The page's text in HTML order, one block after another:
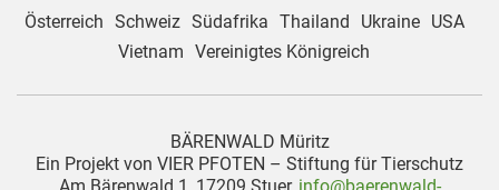
Österreich Schweiz Südafrika Thailand Ukraine
USA
Vietnam Vereinigtes Königreich
BÄRENWALD Müritz
Ein Projekt von VIER PFOTEN – Stiftung für Tierschutz
Am Bärenwald 1, 17209 Stuer, info@baerenwald-